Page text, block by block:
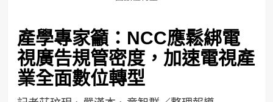
產學專家籲：NCC應鬆綁電
視廣告規管密度，加速電視產
業全面數位轉型